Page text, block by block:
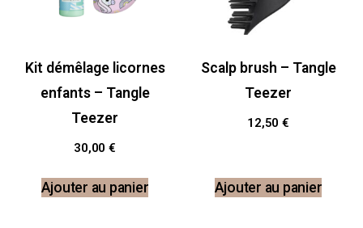
Kit démêlage licornes
enfants – Tangle
Teezer
30,00 €
Ajouter au panier
Scalp brush – Tangle
Teezer
12,50 €
Ajouter au panier